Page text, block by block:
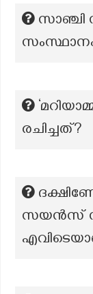
സാഞ്ചി
രചിച്ചത്?
സയൻസ്